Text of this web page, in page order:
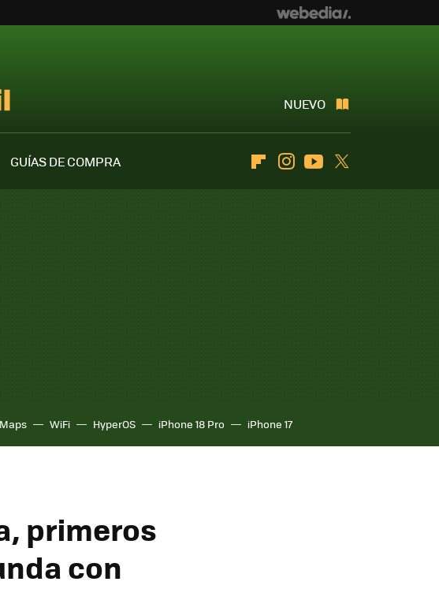
NUEVO
GUÍAS DE COMPRA
FlipboardInstagramYoutube
WiFi HyperOS iPhone 18 Pro iPhone 17
primeros
con